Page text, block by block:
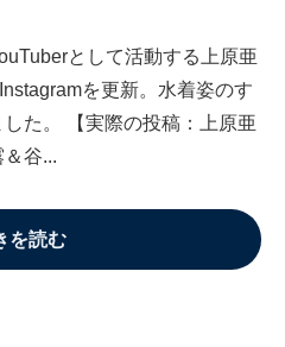
として活動する上原亜
を更新。水着姿のす
た。 【実際の投稿：上原亜
谷...
を読む